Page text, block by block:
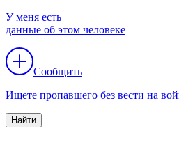
У меня есть
данные об этом человеке
Сообщить
Ищете пропавшего без вести на
Найти